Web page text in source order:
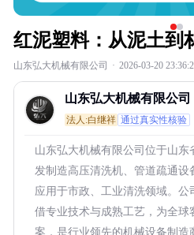
红泥塑料：从泥土到
山东弘大机械有限公司 · 2026-03-20
山东弘大机械有限公司
法人:白继祥 通过真实性核验
山东弘大机械有限公司位于山
发制造高压清洗机、管道疏通设
应用于市政、工业清洗领域。公
借专业技术与成熟工艺，为全球
案，是行业领先的机械设备制造